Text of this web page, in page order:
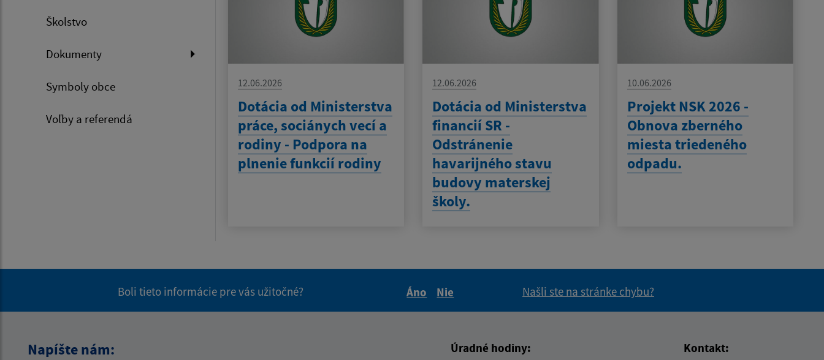
Školstvo
Dokumenty
Symboly obce
Voľby a referendá
12.06.2026
Dotácia od Ministerstva
práce, sociánych vecí a
rodiny - Podpora na
plnenie funkcií rodiny
12.06.2026
Dotácia od Ministerstva
financií SR -
Odstránenie
havarijného stavu
budovy materskej
školy.
10.06.2026
Projekt NSK 2026 -
Obnova zberného
miesta triedeného
odpadu.
Boli tieto informácie pre vás užitočné?
Áno
Nie
Našli ste na stránke chybu?
Napíšte nám: Úradné hodiny: Kontakt: